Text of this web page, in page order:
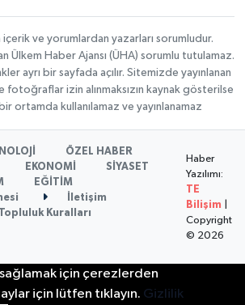
içerik ve yorumlardan yazarları sorumludur.
Ülkem Haber Ajansı (ÜHA) sorumlu tutulamaz.
ayrı bir sayfada açılır. Sitemizde yayınlanan
fotoğraflar izin alınmaksızın kaynak gösterilse
ortamda kullanılamaz ve yayınlanamaz
ÖZEL HABER
EKONOMİ
SİYASET
EĞİTİM
İletişim
Topluluk Kuralları
Haber
Yazılımı:
TE
Bilişim
Copyright
© 2026
için çerezlerden
için lütfen tıklayın. Gizlilik